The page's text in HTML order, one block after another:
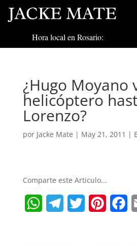
Hora local en Rosario:
¿Hugo Moyano
helicóptero
Lorenzo?
por Jacke Mate | May 21, 2011 |
Comparte este Articulo...